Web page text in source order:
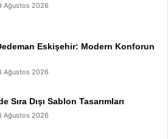
Ağustos 2026
Eskişehir: Modern Konforun
Ağustos 2026
Sıra Dışı Sablon Tasarımları
Ağustos 2026